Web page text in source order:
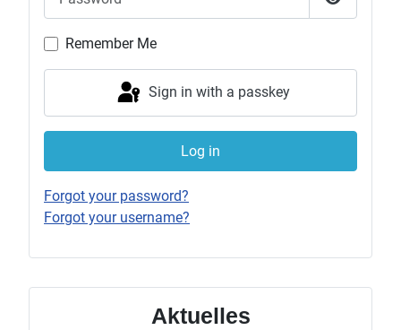
Aktuelles
Show
Remember Me
Sign in with a passkey
Log in
Forgot your password?
Forgot your username?